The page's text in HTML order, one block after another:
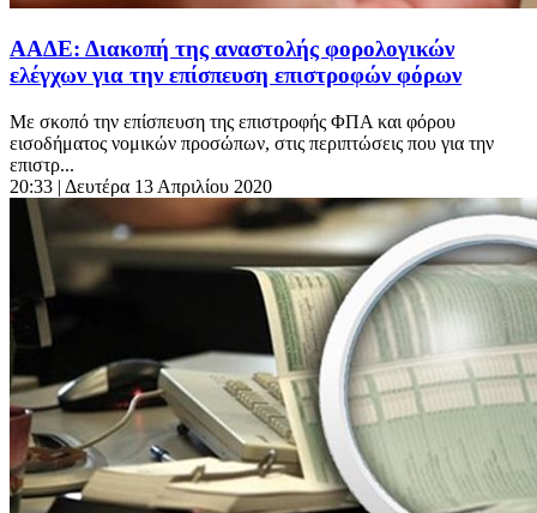
ΑΑΔΕ: Διακοπή της αναστολής φορολογικών
ελέγχων για την επίσπευση επιστροφών φόρων
Με σκοπό την επίσπευση της επιστροφής ΦΠΑ και φόρου
εισοδήματος νομικών προσώπων, στις περιπτώσεις που για την
επιστρ...
20:33 | Δευτέρα 13 Απριλίου 2020